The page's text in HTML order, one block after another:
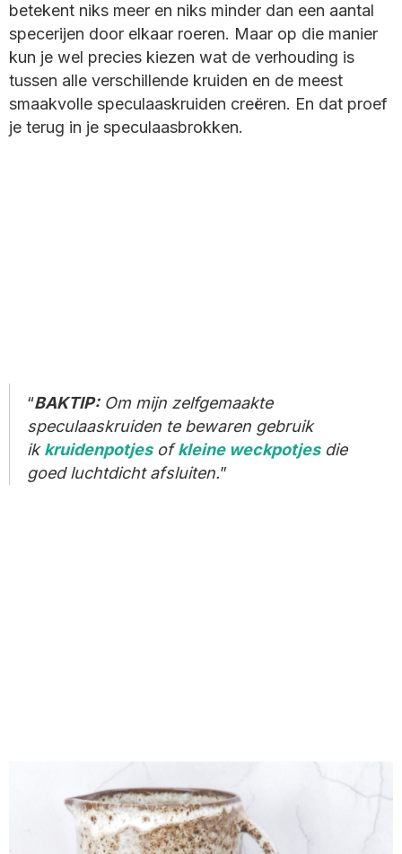
betekent niks meer en niks minder dan een aantal
specerijen door elkaar roeren. Maar op die manier
kun je wel precies kiezen wat de verhouding is
tussen alle verschillende kruiden en de meest
smaakvolle speculaaskruiden creëren. En dat proef
je terug in je speculaasbrokken.
BAKTIP:Om mijn zelfgemaakte
speculaaskruiden te bewaren gebruik
ikkruidenpotjesofkleine weckpotjesdie
goed luchtdicht afsluiten.